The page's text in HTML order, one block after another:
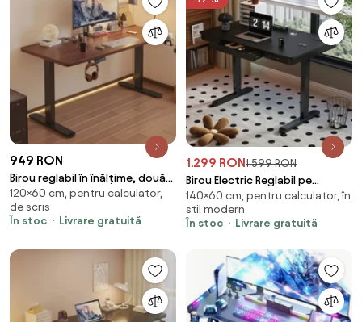
949 RON
Birou reglabil în înălțime, două
motoare electrice ridicare,
suport caști, suport pahar,
120x60 cm, Nuc
120×60 cm, pentru calculator,
de scris
În stoc
Livrare gratuită
1.299 RON1.599 RON
Birou Electric Reglabil pe
Înălțime cu Sertar Ascuns,
Încărcare Wireless & USB,
Senzor de siguranță, 140x60,
140×60 cm, pentru calculator, în
stil modern
În stoc
Livrare gratuită